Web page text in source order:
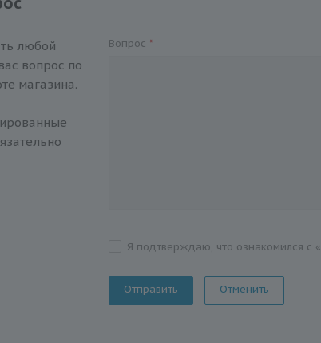
любой
вопрос по
магазина.
Вопрос *
Я подтверждаю, что ознакомился с «
Отменить